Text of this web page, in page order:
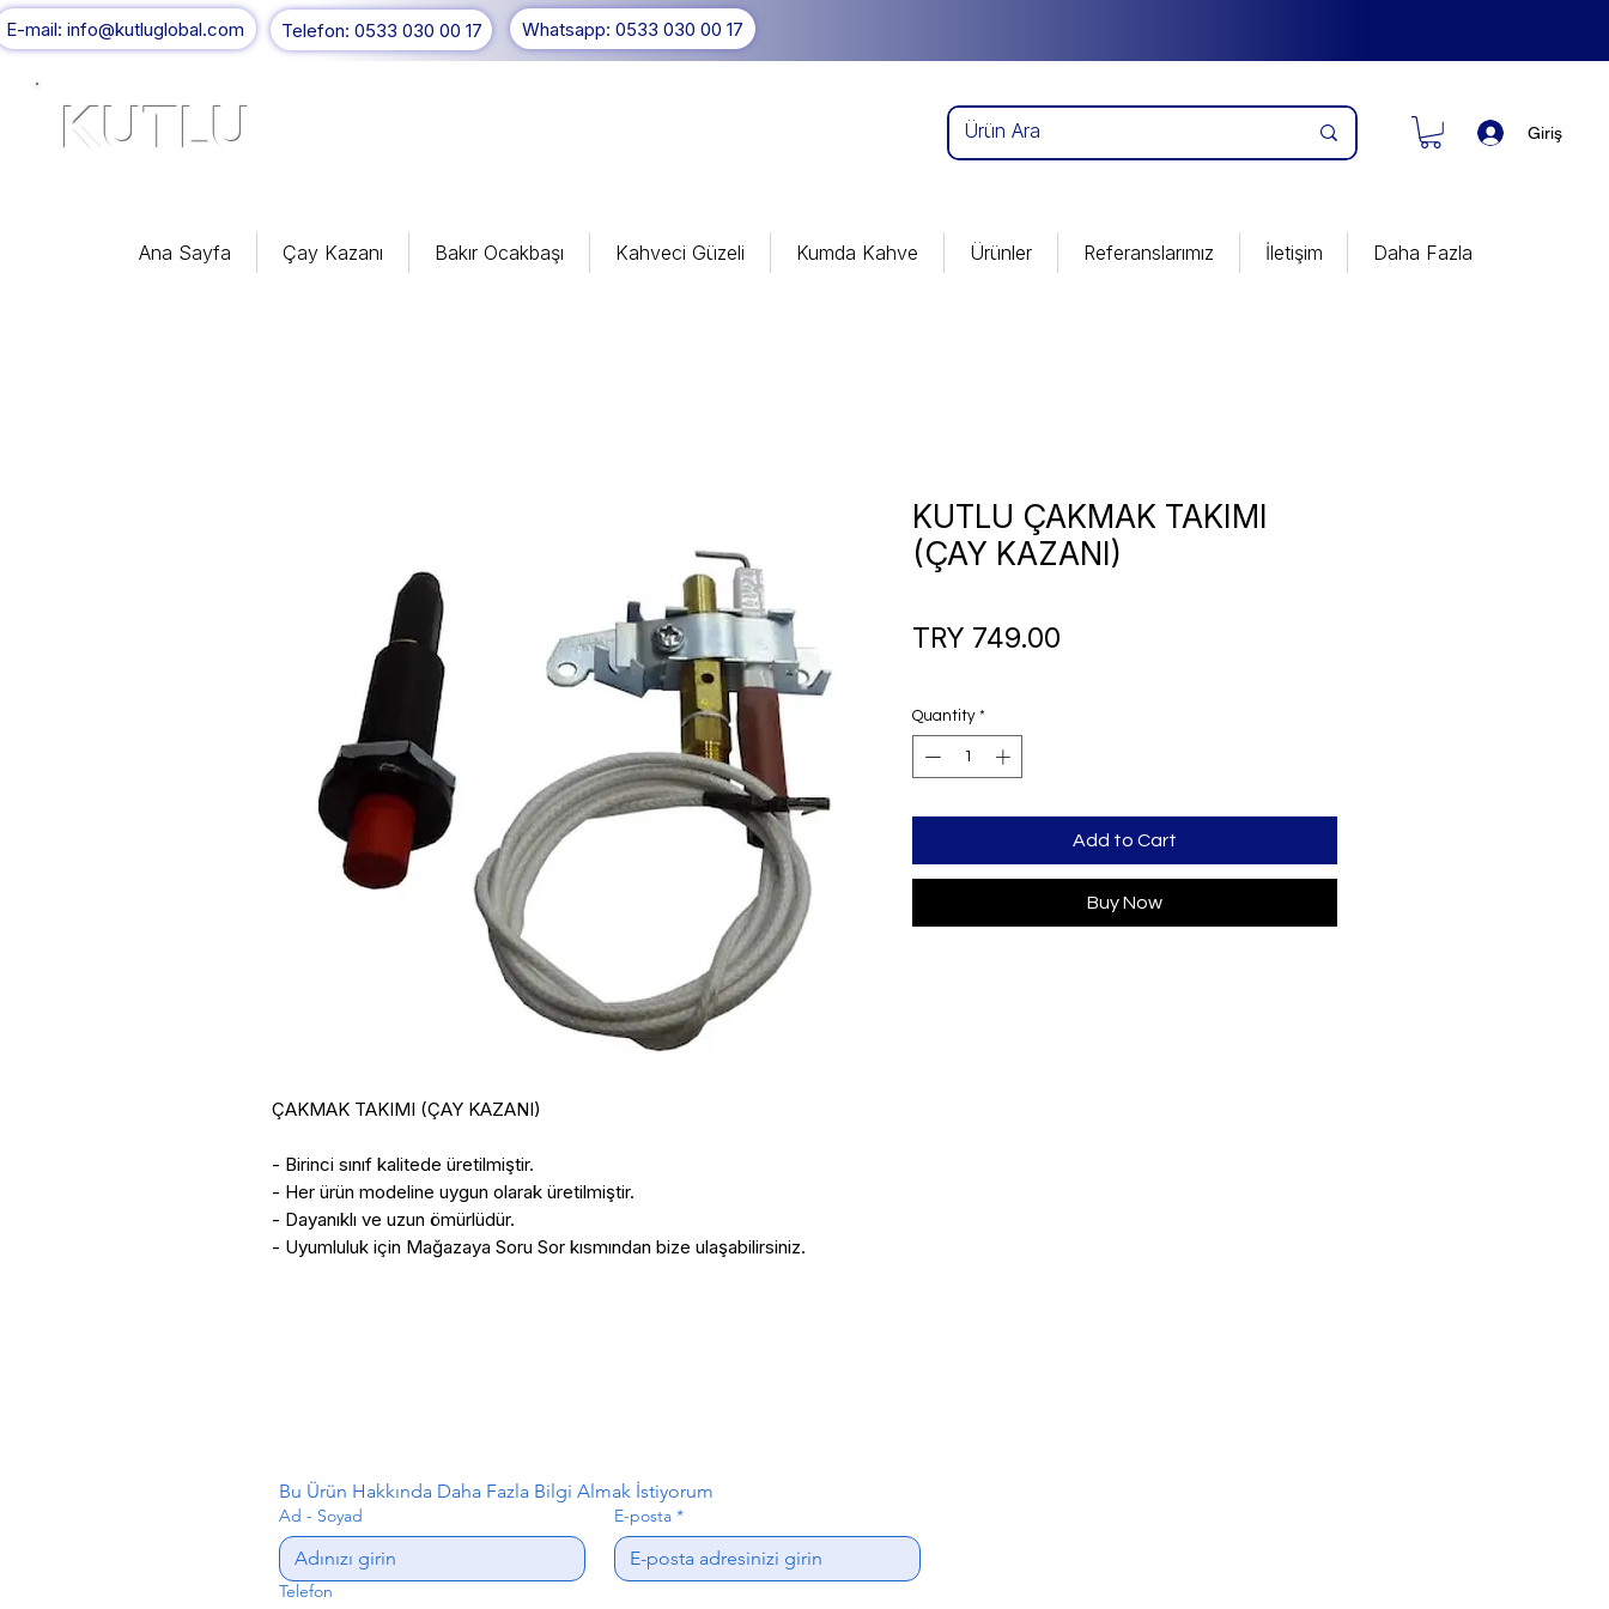
E-mail: info@kutluglobal.com Telefon: 0533 030 00 17 Whatsapp: 0533 030 00 17
KUTLU Giriş
Ana Sayfa Çay Kazanı Bakır Ocakbaşı Kahveci Güzeli Kumda Kahve Ürünler Referanslarımız İletişim Daha Fazla
ÇAKMAK TAKIMI (ÇAY KAZANI)
- Birinci sınıf kalitede üretilmiştir.
- Her ürün modeline uygun olarak üretilmiştir.
- Dayanıklı ve uzun ömürlüdür.
- Uyumluluk için Mağazaya Soru Sor kısmından bize ulaşabilirsiniz.
KUTLU ÇAKMAK TAKIMI
(ÇAY KAZANI)
TRY 749.00
Quantity *
Add to Cart
Buy Now
Bu Ürün Hakkında Daha Fazla Bilgi Almak İstiyorum
Ad - Soyad E-posta *
Telefon